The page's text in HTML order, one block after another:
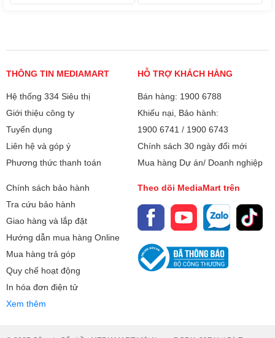
lắp xong đã chảy nước, làm
thuật. Vậy lắp đặt điều hòa cần
lưu ý những gì? Hãy cùng điểm
các sai lầm đắt giá mà bạn cần
đặc biệt giám sát khi thợ thi
công tại nhà.
tâm lớn từ người tiêu dùng, đặc
vừa và nhỏ. Vậy điều hòa 9000
BTU dùng cho phòng bao nhiêu
chính xác nhằm tối ưu hóa chi
phí đầu tư và hóa đơn tiền điện
THÔNG TIN MEDIAMART
Hệ thống 334 Siêu thị
Giới thiệu công ty
Tuyển dụng
Liên hệ và góp ý
Phương thức thanh toán
HỖ TRỢ KHÁCH HÀNG
Bán hàng: 1900 6788
Khiếu nại, Bảo hành:
1900 6741 / 1900 6743
Chính sách 30 ngày đổi mới
Mua hàng Dự án/ Doanh nghiệp
Chính sách bảo hành
Tra cứu bảo hành
Giao hàng và lắp đặt
Hướng dẫn mua hàng Online
Mua hàng trả góp
Quy chế hoạt động
In hóa đơn điện tử
Xem thêm
Theo dõi MediaMart trên